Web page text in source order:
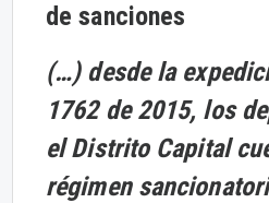
de sanciones
(…) desde la
1762 de 2015, los
el Distrito Capital
régimen